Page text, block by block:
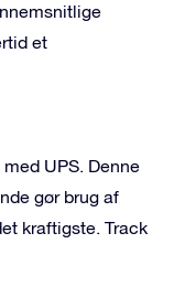
et
UPS. Denne
gør brug af
kraftigste. Track